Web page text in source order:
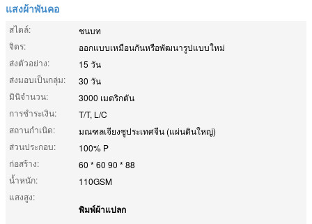
แสงผ้าพันคอ
สไตล์:
ชนบท
จิตร:
ออกแบบเหมือนกันหรือพัฒนารูปแบบใหม่
ส่งตัวอย่าง:
15 วัน
ส่งมอบเป็นกลุ่ม:
30 วัน
มินิจำนวน:
3000 เมตริกตัน
การชำระเงิน:
T/T, L/C
สถานกำเนิด:
มณฑลเจียงซูประเทศจีน (แผ่นดินใหญ่)
ส่วนประกอบ:
100% P
ก่อสร้าง:
60 * 60 90 * 88
น้ำหนัก:
110GSM
แสงสูง:
พิมพ์ผ้าแปลก